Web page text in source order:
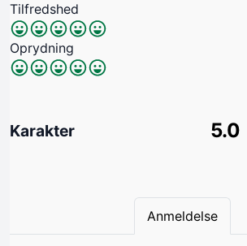
Tilfredshed
Oprydning
Karakter 5.0
Anmeldelse